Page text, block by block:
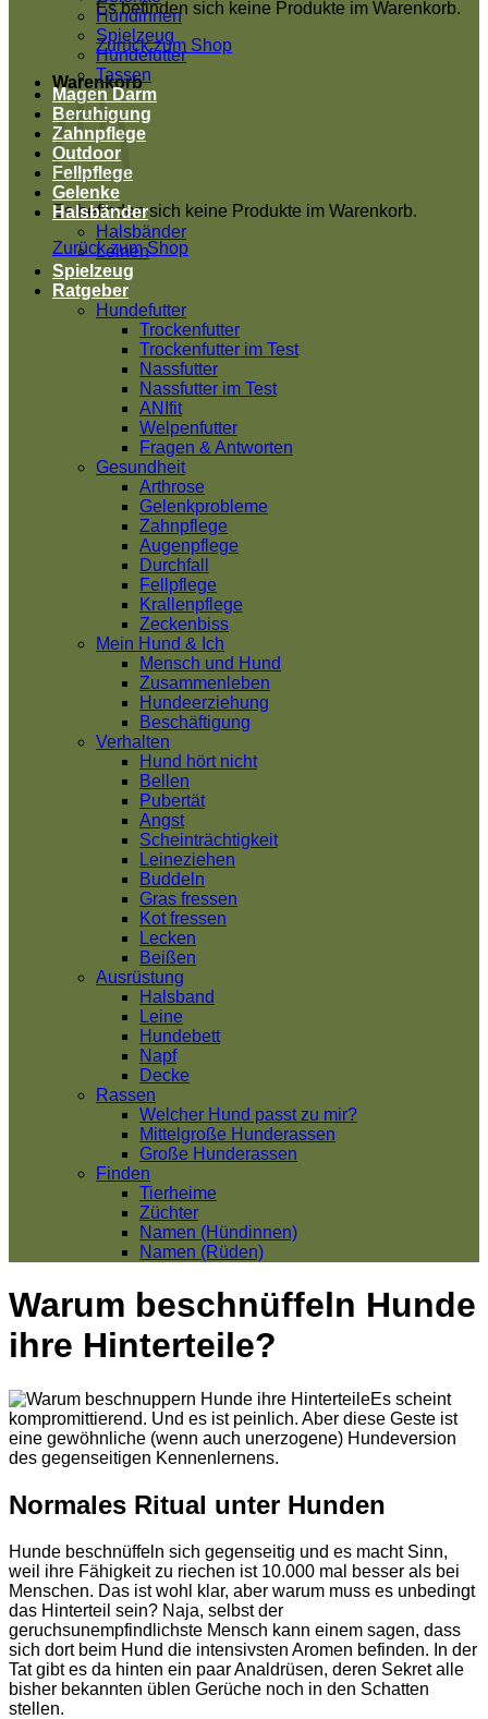
Es befinden sich keine Produkte im Warenkorb.
Zurück zum Shop
Warenkorb
Es befinden sich keine Produkte im Warenkorb.
Zurück zum Shop
Hündinnen
Spielzeug
Hundefutter
Tassen
Magen Darm
Beruhigung
Zahnpflege
Outdoor
Fellpflege
Gelenke
Halsbänder
Halsbänder
Leinen
Spielzeug
Ratgeber
Hundefutter
Trockenfutter
Trockenfutter im Test
Nassfutter
Nassfutter im Test
ANIfit
Welpenfutter
Fragen & Antworten
Gesundheit
Arthrose
Gelenkprobleme
Zahnpflege
Augenpflege
Durchfall
Fellpflege
Krallenpflege
Zeckenbiss
Mein Hund & Ich
Mensch und Hund
Zusammenleben
Hundeerziehung
Beschäftigung
Verhalten
Hund hört nicht
Bellen
Pubertät
Angst
Scheinträchtigkeit
Leineziehen
Buddeln
Gras fressen
Kot fressen
Lecken
Beißen
Ausrüstung
Halsband
Leine
Hundebett
Napf
Decke
Rassen
Welcher Hund passt zu mir?
Mittelgroße Hunderassen
Große Hunderassen
Finden
Tierheime
Züchter
Namen (Hündinnen)
Namen (Rüden)
Warum beschnüffeln Hunde
ihre Hinterteile?
Es scheint
kompromittierend. Und es ist peinlich. Aber diese Geste ist
eine gewöhnliche (wenn auch unerzogene) Hundeversion
des gegenseitigen Kennenlernens.
Normales Ritual unter Hunden
Hunde beschnüffeln sich gegenseitig und es macht Sinn,
weil ihre Fähigkeit zu riechen ist 10.000 mal besser als bei
Menschen. Das ist wohl klar, aber warum muss es unbedingt
das Hinterteil sein? Naja, selbst der
geruchsunempfindlichste Mensch kann einem sagen, dass
sich dort beim Hund die intensivsten Aromen befinden. In der
Tat gibt es da hinten ein paar Analdrüsen, deren Sekret alle
bisher bekannten üblen Gerüche noch in den Schatten
stellen.